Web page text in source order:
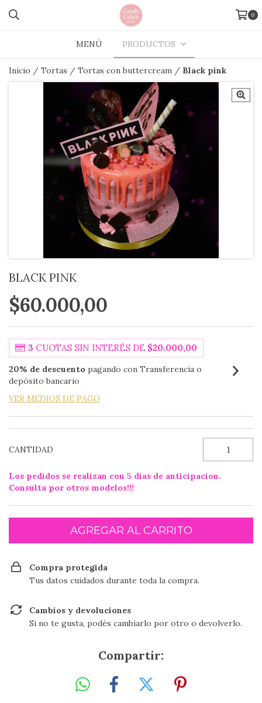
0
MENÚ PRODUCTOS
Inicio / Tortas / Tortas con buttercream / Black pink
BLACK PINK
$60.000,00
3 CUOTAS SIN INTERÉS DE $20.000,00
20% de descuento pagando con Transferencia o
depósito bancario
VER MEDIOS DE PAGO
CANTIDAD
Los pedidos se realizan con 5 dias de anticipacion.
Consulta por otros modelos!!!
Compra protegida
Tus datos cuidados durante toda la compra.
Cambios y devoluciones
Si no te gusta, podés cambiarlo por otro o devolverlo.
Compartir: